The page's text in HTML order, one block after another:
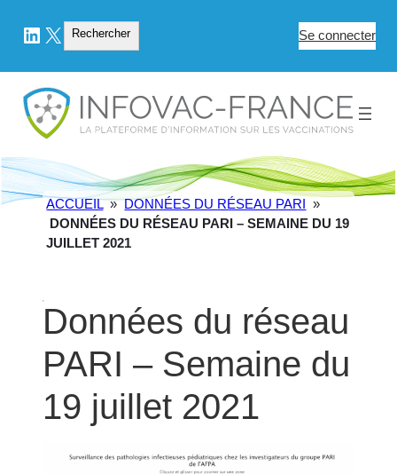
LinkedIn
X Rechercher
Rechercher Se connecter
ACCUEIL » DONNÉES DU RÉSEAU PARI »
DONNÉES DU RÉSEAU PARI – SEMAINE DU 19
JUILLET 2021
Données du réseau
PARI – Semaine du
19 juillet 2021